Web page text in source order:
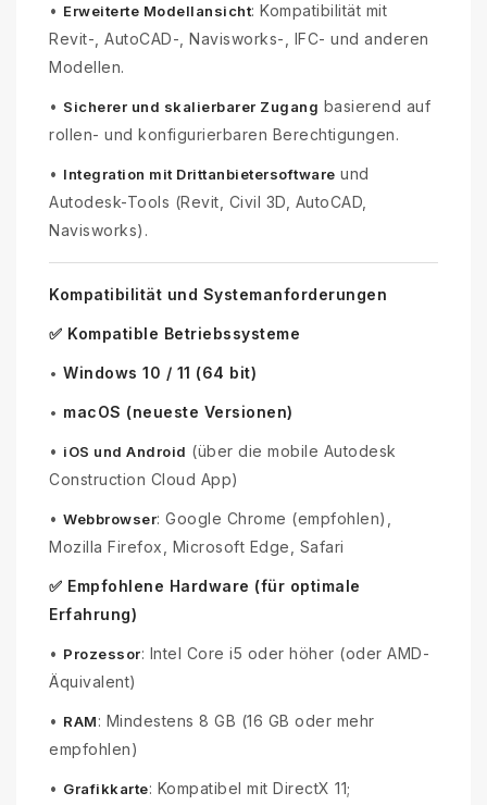
• Erweiterte Modellansicht: Kompatibilität mit
Revit-, AutoCAD-, Navisworks-, IFC- und anderen
Modellen.
• Sicherer und skalierbarer Zugang basierend auf
rollen- und konfigurierbaren Berechtigungen.
• Integration mit Drittanbietersoftware und
Autodesk-Tools (Revit, Civil 3D, AutoCAD,
Navisworks).
Kompatibilität und Systemanforderungen
✅ Kompatible Betriebssysteme
• Windows 10 / 11 (64 bit)
• macOS (neueste Versionen)
• iOS und Android (über die mobile Autodesk
Construction Cloud App)
• Webbrowser: Google Chrome (empfohlen),
Mozilla Firefox, Microsoft Edge, Safari
✅ Empfohlene Hardware (für optimale
Erfahrung)
• Prozessor: Intel Core i5 oder höher (oder AMD-
Äquivalent)
• RAM: Mindestens 8 GB (16 GB oder mehr
empfohlen)
• Grafikkarte: Kompatibel mit DirectX 11;